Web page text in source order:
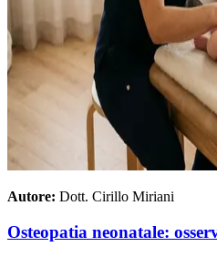
Autore: Dott. Cirillo Miriani
Osteopatia neonatale: